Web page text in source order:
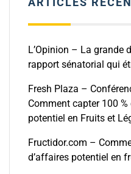
L’Opinion – La grande
rapport sénatorial qui
Fresh Plaza –
Comment capter 100
potentiel en Fruits et
Fructidor.com –
d’affaires potentiel en